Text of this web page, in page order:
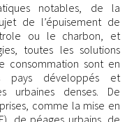
notables, de la
de l’épuisement de
ou le charbon, et
toutes les solutions
consommation sont en
pays développés et
urbaines denses. De
comme la mise en